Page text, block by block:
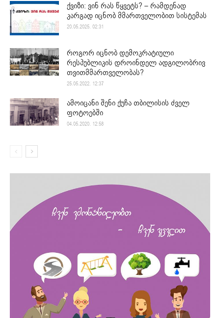
ქვიზი: ვინ რას წყვეტს? – რამდენად
კარგად იცნობ მმართველობით სისტემას
20.05.2025. 02:31
როგორ იცნობ დემოკრატიული
რესპუბლიკის დროინდელ ადგილობრივ
თვითმმართველობას?
25.05.2022. 12:37
ამოიცანი შენი ქუჩა თბილისის ძველ
ფოტოებში
04.05.2020. 12:58